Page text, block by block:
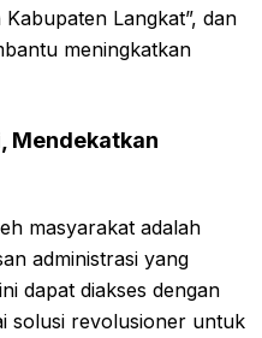
Langkat”, dan
meningkatkan
Mendekatkan
masyarakat adalah
administrasi yang
dapat diakses dengan
solusi revolusioner untuk